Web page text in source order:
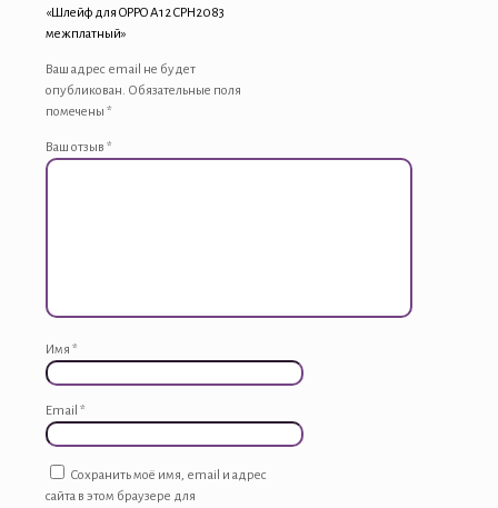
«Шлейф для OPPO A12 CPH2083
межплатный»
Ваш адрес email не будет
опубликован. Обязательные поля
помечены *
Ваш отзыв *
Имя *
Email *
Сохранить моё имя, email и адрес
сайта в этом браузере для